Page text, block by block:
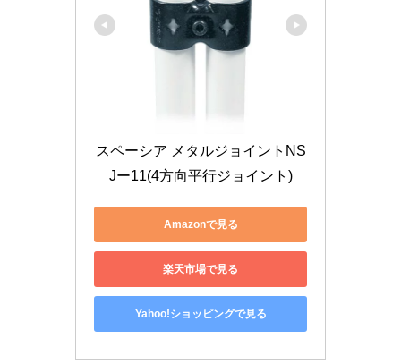
スペーシア メタルジョイントNS
Jー11(4方向平行ジョイント)
Amazonで見る
楽天市場で見る
Yahoo!ショッピングで見る